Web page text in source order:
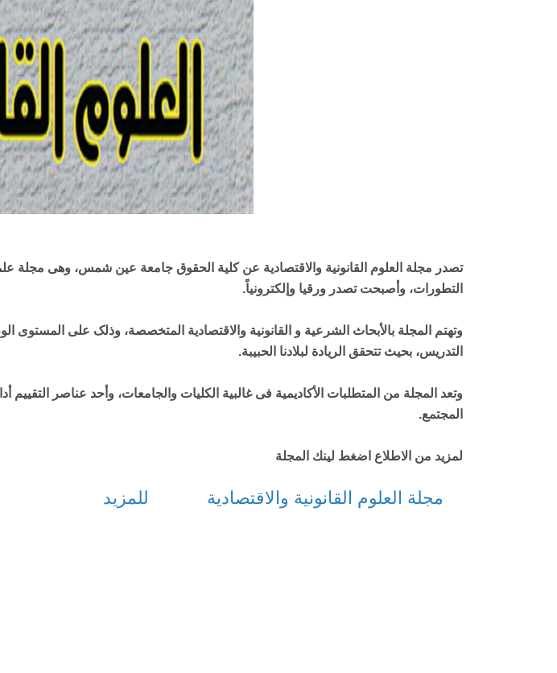
التطورات، وأصبحت تصدر ورقيا وإلکترونياً.
وتهتم المجلة بالأبحاث الشرعية و القانونية والاقتصادية المتخصصة، وذلک على
التدريس، بحيث تتحقق الريادة لبلادنا الحبيبة.
وتعد المجلة من المتطلبات الأکاديمية فى غالبية الکليات والجامعات، وأحد عناصر
المجتمع.
لمزيد من الاطلاع اضغط لينك المجلة
مجلة العلوم القانونية والاقتصادية للمزيد